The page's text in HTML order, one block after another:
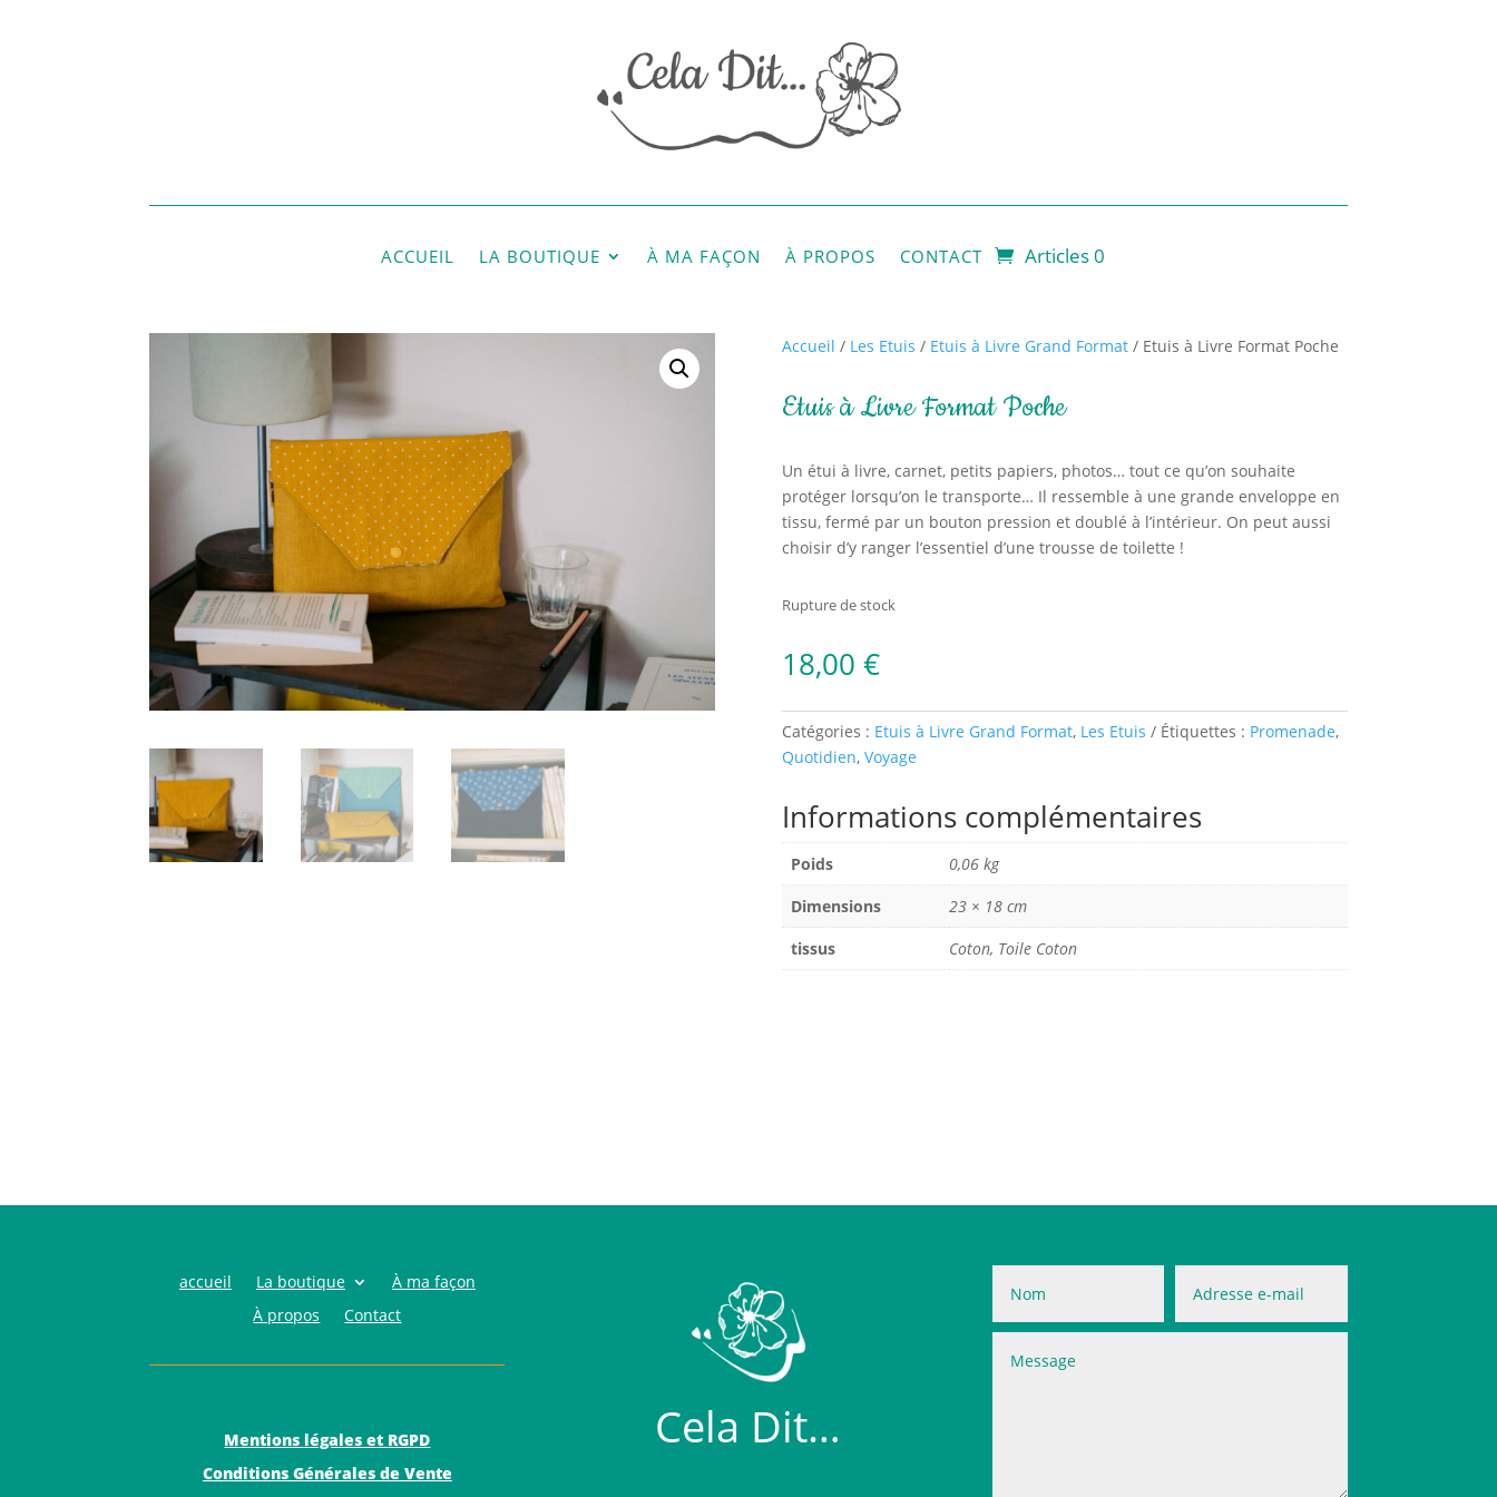
ACCUEIL LA BOUTIQUE À MA FAÇON À PROPOS CONTACT Articles 0
Accueil / Les Etuis / Etuis à Livre Grand Format/ Etuis à Livre Format Poche
Etuis à Livre Format Poche
Un étui à livre, carnet, petits papiers, photos… tout ce qu’on souhaite
protéger lorsqu’on le transporte… Il ressemble à une grande enveloppe en
tissu, fermé par un bouton pression et doublé à l’intérieur. On peut aussi
choisir d’y ranger l’essentiel d’une trousse de toilette !
Rupture de stock
18,00 €
Catégories : Etuis à Livre Grand Format, Les Etuis Étiquettes : Promenade,
Quotidien, Voyage
Informations complémentaires
Poids
0,06 kg
Dimensions
23 × 18 cm
tissus
Coton, Toile Coton
accueil La boutique
À ma façon
À propos
Contact
Mentions légales et RGPD
Conditions Générales de Vente
Cela Dit…